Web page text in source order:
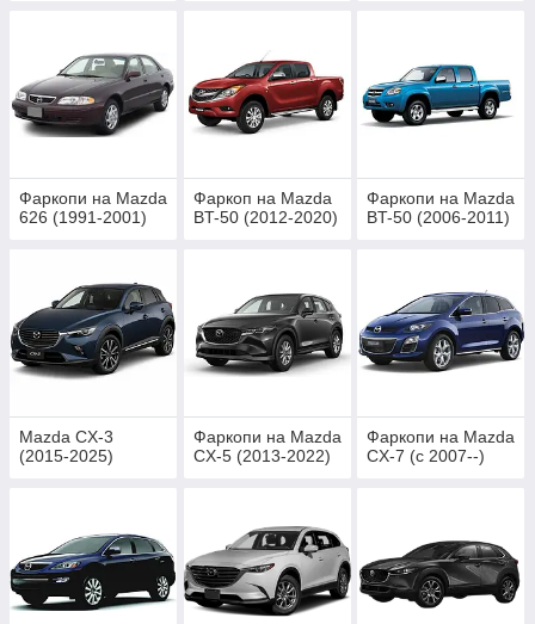
Фаркопи на Mazda
626 (1991-2001)
Фаркоп на Mazda
BT-50 (2012-2020)
Фаркопи на Mazda
BT-50 (2006-2011)
Mazda CX-3
(2015-2025)
Фаркопи на Mazda
CX-5 (2013-2022)
Фаркопи на Mazda
CX-7 (c 2007--)